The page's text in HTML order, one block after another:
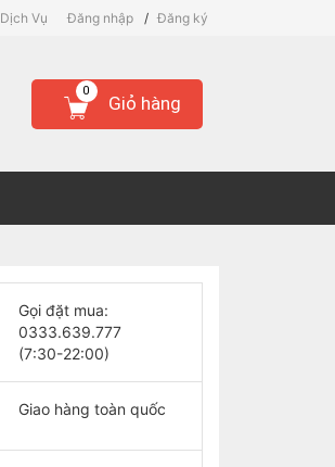
Đăng nhập / Đăng ký
Dịch Vụ
Giỏ hàng
0
Gọi đặt mua:
0333.639.777
(7:30-22:00)
Giao hàng toàn quốc